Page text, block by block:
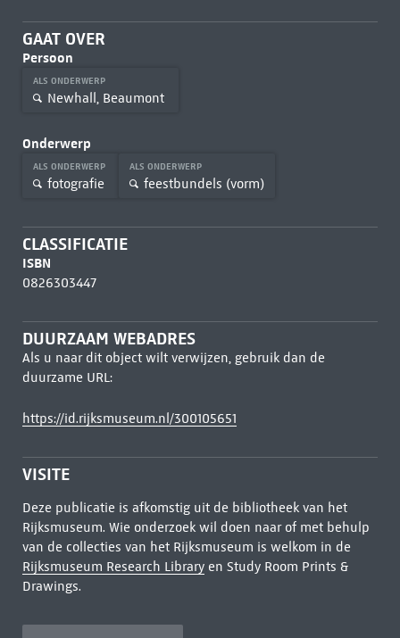
GAAT OVER
Persoon
ALS ONDERWERP
Newhall, Beaumont
Onderwerp
ALS ONDERWERP
fotografie
ALS ONDERWERP
feestbundels (vorm)
CLASSIFICATIE
ISBN
0826303447
DUURZAAM WEBADRES
Als u naar dit object wilt verwijzen, gebruik dan de
duurzame URL:
https://id.rijksmuseum.nl/300105651
VISITE
Deze publicatie is afkomstig uit de bibliotheek van het
Rijksmuseum. Wie onderzoek wil doen naar of met behulp
van de collecties van het Rijksmuseum is welkom in de
Rijksmuseum Research Libraryen Study Room Prints &
Drawings.